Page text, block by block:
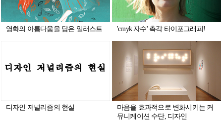
영화의 아름다움을 담은 일러스트 'cmyk 자수' 촉각 타이포그래피!
디자인 저널리즘의 현실
마음을 효과적으로 변화시키는 커
뮤니케이션 수단, 디자인